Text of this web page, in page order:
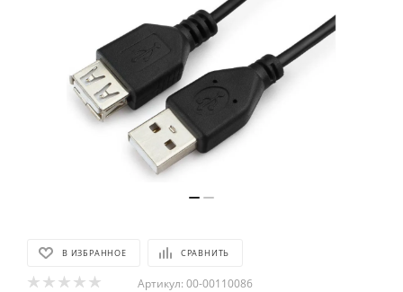
В ИЗБРАННОЕ СРАВНИТЬ
Артикул: 00-00110086